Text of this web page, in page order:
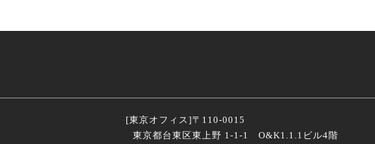
[東京オフィス]〒110-0015
東京都台東区東上野 1-1-1 O&K1.1.1ビル4階